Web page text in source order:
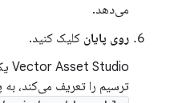
می‌دهد.
روی پایان کلیک کنید.
ترسیم را تعریف می‌کند، به